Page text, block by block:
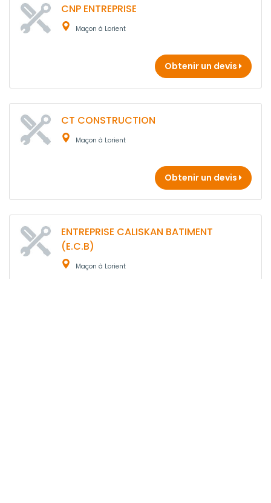
CNP ENTREPRISE
Maçon à Lorient
Obtenir un devis
CT CONSTRUCTION
Maçon à Lorient
Obtenir un devis
ENTREPRISE CALISKAN BATIMENT
(E.C.B)
Maçon à Lorient